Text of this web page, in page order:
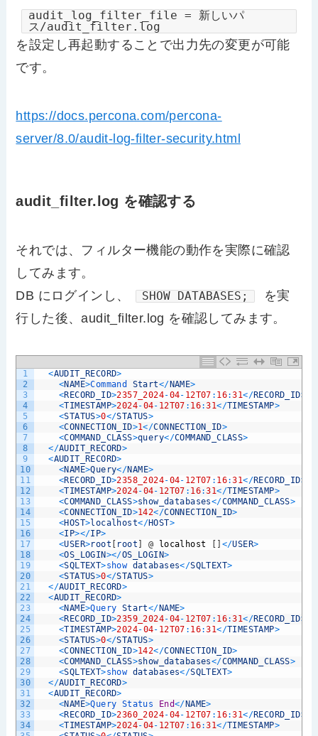
audit_log_filter_file = 新しいパ
ス/audit_filter.log
を設定し再起動することで出力先の変更が可能
です。
https://docs.percona.com/percona-
server/8.0/audit-log-filter-security.html
audit_filter.log を確認する
それでは、フィルター機能の動作を実際に確認
してみます。
DB にログインし、
SHOW DATABASES;
を実
行した後、audit_filter.log を確認してみます。
1
2
3
4
5
6
7
8
9
10
11
12
13
14
15
16
17
18
19
20
21
22
23
24
25
26
27
28
29
30
31
32
33
34
<AUDIT_RECORD>
<NAME>Command Start</ NAME>
<RECORD_ID>2357_2024-04- 12T07 : 16:31</RECORD_ID>
<TIMESTAMP>2024-04- 12T07 : 16:31</TIMESTAMP>
<STATUS>0</STATUS>
<CONNECTION_ID>1</CONNECTION_ID>
<COMMAND_CLASS>query</COMMAND_CLASS>
</AUDIT_RECORD>
<AUDIT_RECORD>
<NAME>Query</NAME>
<RECORD_ID>2358_2024-04- 12T07 : 16:31</RECORD_ID>
<TIMESTAMP>2024-04- 12T07 : 16:31</TIMESTAMP>
<COMMAND_CLASS>show_databases</COMMAND_CLASS>
<CONNECTION_ID>142</CONNECTION_ID>
<HOST>localhost</HOST>
<IP></IP>
<USER>root root @ localhost </USER>
<OS_LOGIN></OS_LOGIN>
<SQLTEXT>show databases</SQLTEXT>
<STATUS>0</STATUS>
</AUDIT_RECORD>
<AUDIT_RECORD>
<NAME>Query Start</ NAME>
<RECORD_ID>2359_2024-04- 12T07 : 16:31</RECORD_ID>
<TIMESTAMP>2024-04- 12T07 : 16:31</TIMESTAMP>
<STATUS>0</STATUS>
<CONNECTION_ID>142</CONNECTION_ID>
<COMMAND_CLASS>show_databases</COMMAND_CLASS>
<SQLTEXT>show databases</SQLTEXT>
</AUDIT_RECORD>
<AUDIT_RECORD>
<NAME>Query Status End</ NAME>
<RECORD_ID>2360_2024-04- 12T07 : 16:31</RECORD_ID>
<TIMESTAMP>2024-04- 12T07 : 16:31</TIMESTAMP>